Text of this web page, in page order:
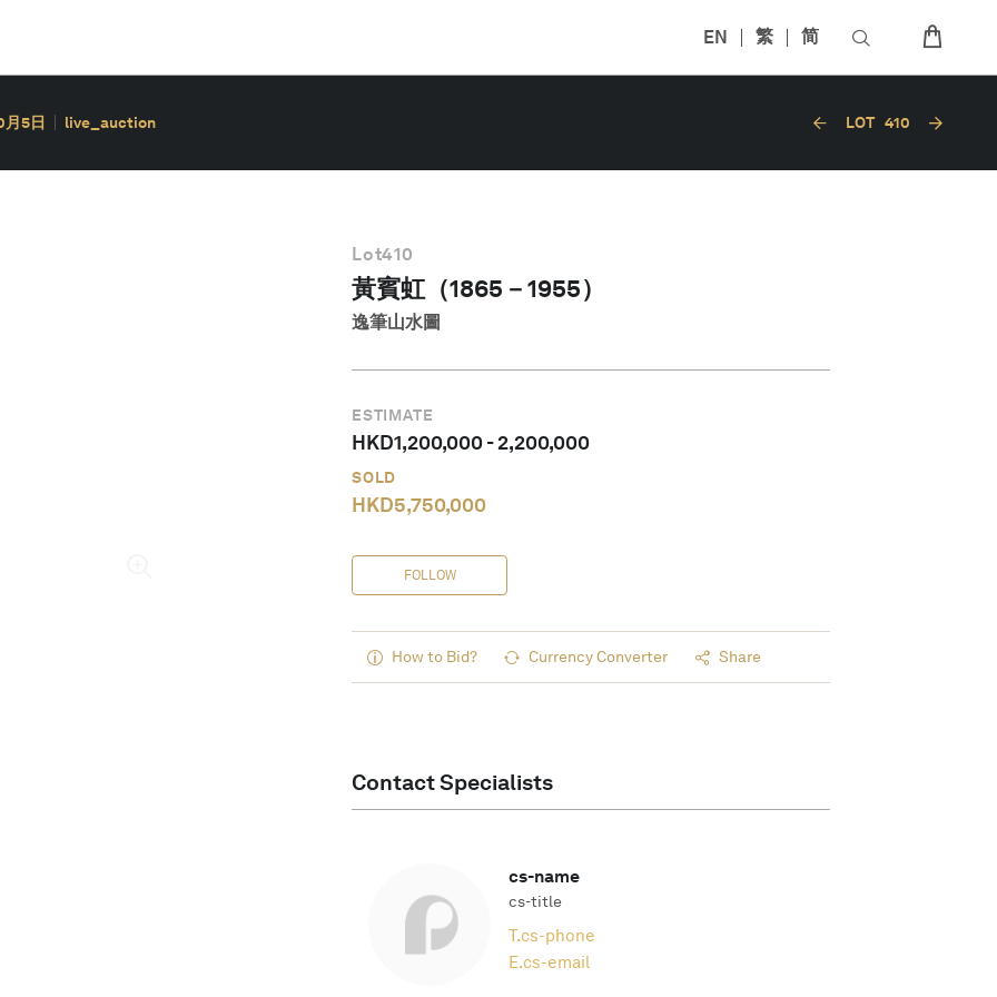
EN 繁 简
月5日 live_auction LOT 410
Lot410
黃賓虹（1865－1955）
逸筆山水圖
ESTIMATE
HKD1,200,000-2,200,000
SOLD
HKD5,750,000
FOLLOW
How to Bid? Currency Converter Share
Contact Specialists
cs-name
cs-title
T.cs-phone
E.cs-email